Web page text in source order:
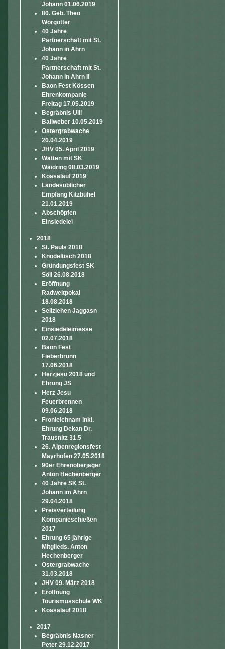
Johann 01.06.2019
80. Geb. Theo
Wörgötter
40 Jahre
Partnerschaft mit St.
Johann in Ahrn
40 Jahre
Partnerschaft mit St.
Johann in Ahrn II
Baon Fest Kössen
Ehrenkompanie
Freitag 17.05.2019
Begräbnis Ulli
Ballweber 10.05.2019
Ostergrabwache
20.04.2019
JHV 05. April 2019
Watten mit SK
Waidring 08.03.2019
Koasalauf 2019
Landesüblicher
Empfang Kitzbühel
21.01.2019
Abschöpfen
Einsiedelei
2018
St. Pauls 2018
Knödeltisch 2018
Gründungsfest SK
Söll 26.08.2018
Eröffnung
Radweltpokal
18.08.2018
Seilziehen Jaggasn
2018
Einsiedeleimesse
02.07.2018
Baon Fest
Fieberbrunn
17.06.2018
Herzjesu 2018 und
Ehrung JS
Herz Jesu
Feuerbrennen
09.06.2018
Fronleichnam inkl.
Ehrung Dekan Dr.
Trausnitz 31.5
26. Alpenregionsfest
Mayrhofen 27.05.2018
90er Ehrenoberjäger
Anton Hechenberger
40 Jahre SK St.
Johann im Ahrn
29.04.2018
Preisverteilung
Kompanieschießen
2017
Ehrung 65 jährige
Mitglieds. Anton
Hechenberger
Ostergrabwache
31.03.2018
JHV 09. März 2018
Eröffnung
Tourismusschule WK
Koasalauf 2018
2017
Begräbnis Nasner
Peter 29.12.2017